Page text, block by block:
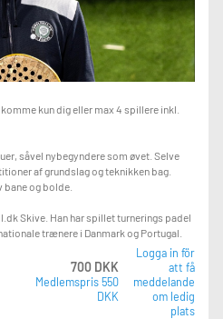
kun dig eller max 4 spillere inkl.
såvel nybegyndere som øvet. Selve
af grundslag og teknikken bag.
bane og bolde.
Skive. Han har spillet turnerings padel
trænere i Danmark og Portugal.
700 DKK
Medlemspris 550
DKK
Logga in för
att få
meddelande
om ledig
plats